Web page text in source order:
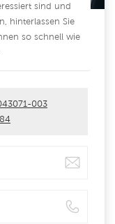
sind und
hinterlassen Sie
so schnell wie
003